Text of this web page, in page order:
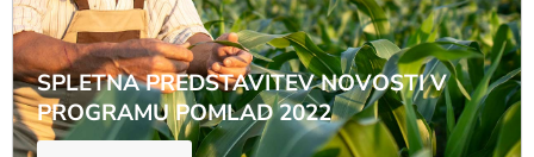
SPLETNA PREDSTAVITEV NOVOSTI V
PROGRAMU POMLAD 2022